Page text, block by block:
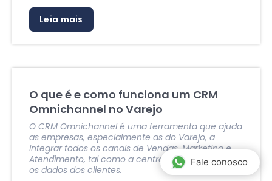
Leia mais
O que é e como funciona um CRM
Omnichannel no Varejo
O CRM Omnichannel é uma ferramenta que ajuda
as empresas, especialmente as do Varejo, a
integrar todos os canais de Vendas, Marketing e
Atendimento, tal como a centralizar e deduplicar
os dados dos clientes.
Fale conosco